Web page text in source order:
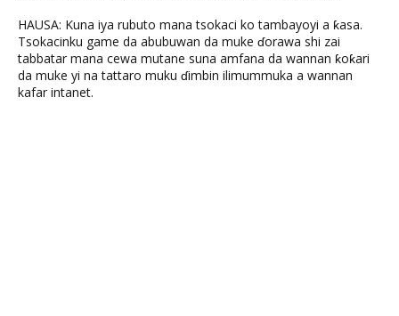
HAUSA: Kuna iya rubuto mana tsokaci ko tambayoyi a ƙasa.
Tsokacinku game da abubuwan da muke ɗorawa shi zai
tabbatar mana cewa mutane suna amfana da wannan ƙoƙari
da muke yi na tattaro muku ɗimbin ilimummuka a wannan
kafar intanet.